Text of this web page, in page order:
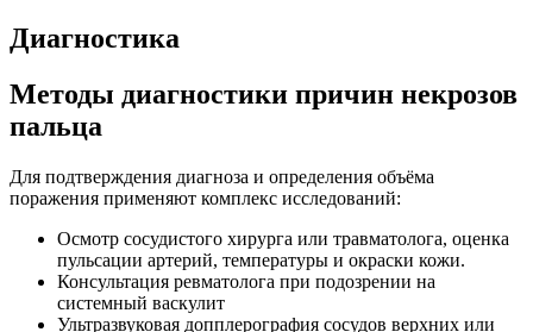
Диагностика
Методы диагностики причин некрозов
пальца
Для подтверждения диагноза и определения объёма
поражения применяют комплекс исследований:
Осмотр сосудистого хирурга или травматолога, оценка
пульсации артерий, температуры и окраски кожи.
Консультация ревматолога при подозрении на
системный васкулит
Ультразвуковая допплерография сосудов верхних или